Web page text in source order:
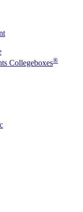
Collegeboxes®